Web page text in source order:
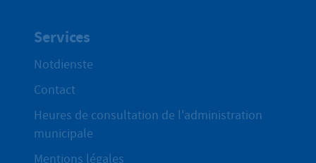
Services
Notdienste
Contact
Heures de consultation de l'administration
municipale
Mentions légales